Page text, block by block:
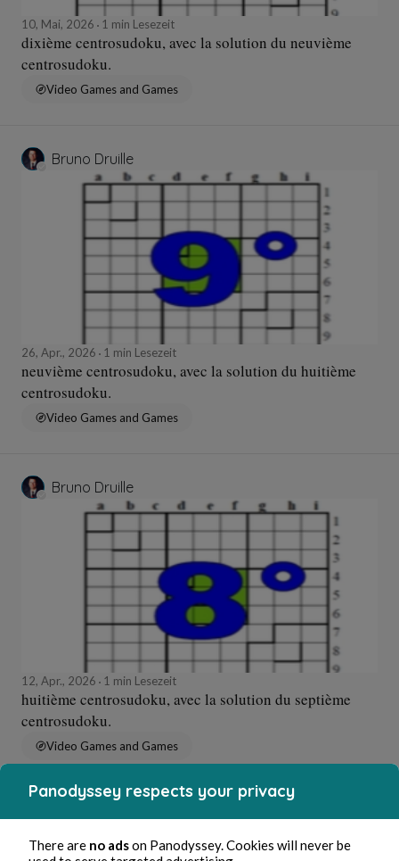
10, Mai, 2026 1 min Lesezeit
dixième centrosudoku, avec la solution du neuvième
centrosudoku.
Video Games and Games
Bruno Druille
26, Apr., 2026 1 min Lesezeit
neuvième centrosudoku, avec la solution du huitième
centrosudoku.
Video Games and Games
Bruno Druille
12, Apr., 2026 1 min Lesezeit
huitième centrosudoku, avec la solution du septième
centrosudoku.
Video Games and Games
Bruno Druille
Panodyssey respects your privacy
There are no adson Panodyssey. Cookies will never be